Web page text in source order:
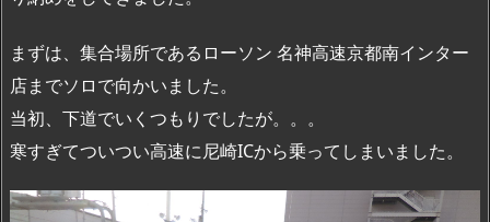
まずは、集合場所であるローソン 名神高速京都南インター
店までソロで向かいました。
当初、下道でいくつもりでしたが。。。
寒すぎてついつい高速に尼崎ICから乗ってしまいました。